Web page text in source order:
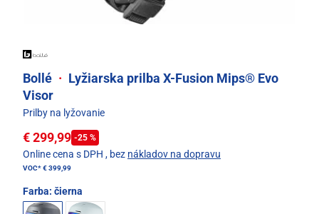
Bollé · Lyžiarska prilba X-Fusion Mips® Evo
Visor
Prilby na lyžovanie
€ 299,99 -25 %
Online cena s DPH , bez nákladov na dopravu
VOC*€ 399,99
Farba: čierna